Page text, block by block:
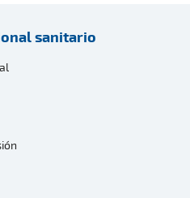
sanitario